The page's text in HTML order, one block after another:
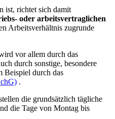
ist, richtet sich damit
oder arbeitsvertraglichen
Arbeitsverhältnis zugrunde
vor allem durch das
durch sonstige, besondere
Beispiel durch das
.
die grundsätzlich tägliche
die Tage von Montag bis